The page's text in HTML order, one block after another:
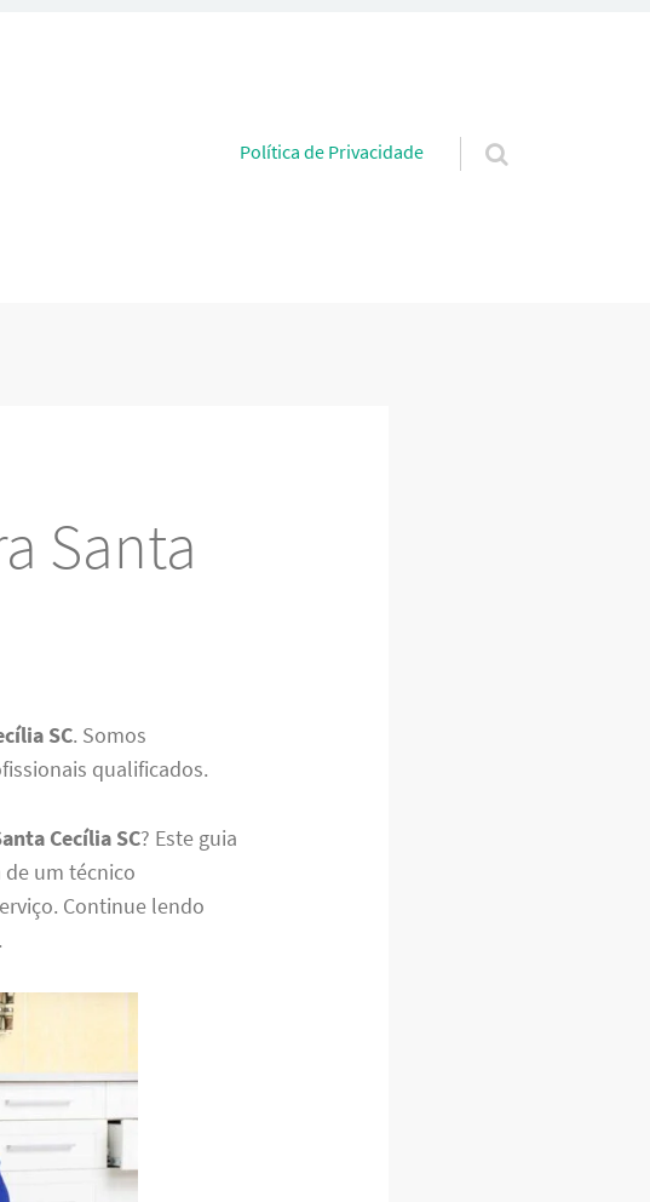
Pular para o conteúdo
Política de Privacidade
Santa
SC. Somos
qualificados.
Cecília SC? Este guia
um técnico
Continue lendo